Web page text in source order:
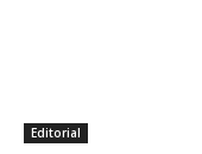
Editorial